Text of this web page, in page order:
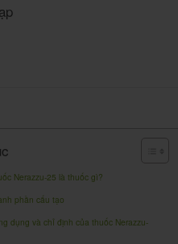
Nerazzu-25 là thuốc gì?
phần cấu tạo
dụng và chỉ định của thuốc Nerazzu-